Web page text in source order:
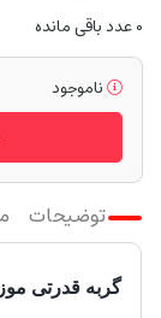
0عدد باقی مانده
ناموجود
توضیحات
گربه قدرتی